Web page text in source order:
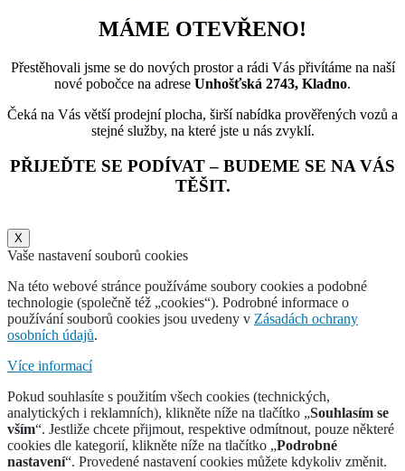
MÁME OTEVŘENO!
Přestěhovali jsme se do nových prostor a rádi Vás přivítáme na naší
nové pobočce na adrese Unhošťská 2743, Kladno.
Čeká na Vás větší prodejní plocha, širší nabídka prověřených vozů a
stejné služby, na které jste u nás zvyklí.
PŘIJEĎTE SE PODÍVAT – BUDEME SE NA VÁS
TĚŠIT.
X
Vaše nastavení souborů cookies
Na této webové stránce používáme soubory cookies a podobné
technologie (společně též „cookies“). Podrobné informace o
používání souborů cookies jsou uvedeny v Zásadách ochrany
osobních údajů.
Více informací
Pokud souhlasíte s použitím všech cookies (technických,
analytických i reklamních), klikněte níže na tlačítko „Souhlasím se
vším“. Jestliže chcete přijmout, respektive odmítnout, pouze některé
cookies dle kategorií, klikněte níže na tlačítko „Podrobné
nastavení“. Provedené nastavení cookies můžete kdykoliv změnit.